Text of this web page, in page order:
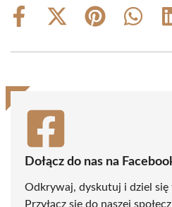
Share
Share
(Twitter)
Share
Share
Dołącz do nas na
Odkrywaj, dyskutuj i dziel się
Przyłącz się do naszej